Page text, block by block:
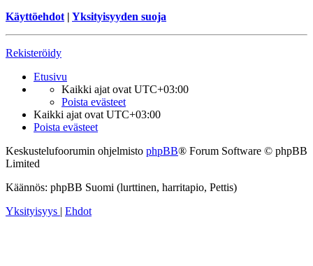
Käyttöehdot | Yksityisyyden suoja
Rekisteröidy
Etusivu
Kaikki ajat ovat UTC+03:00
Poista evästeet
Kaikki ajat ovat UTC+03:00
Poista evästeet
Keskustelufoorumin ohjelmisto phpBB® Forum Software © phpBB
Limited
Käännös: phpBB Suomi (lurttinen, harritapio, Pettis)
Yksityisyys | Ehdot